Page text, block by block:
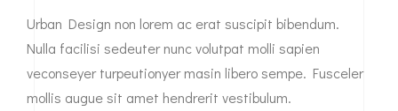
Urban Design non lorem ac erat suscipit bibendum.
Nulla facilisi sedeuter nunc volutpat molli sapien
veconseyer turpeutionyer masin libero sempe. Fusceler
mollis augue sit amet hendrerit vestibulum.